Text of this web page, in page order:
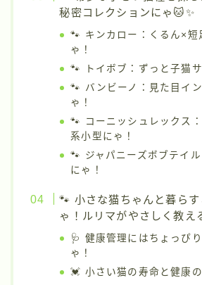
秘密コレクションにゃ🐱✨
🐾 キンカロー：くるん×短
ゃ！
🐾 トイボブ：ずっと子猫
🐾 バンビーノ：見た目イ
ゃ！
🐾 コーニッシュレックス
系小型にゃ！
🐾 ジャパニーズボブテイ
にゃ！
🐾 小さな猫ちゃんと暮ら
ゃ！ルリマがやさしく教え
🩺 健康管理にはちょっぴ
ゃ！
💓 小さい猫の寿命と健康